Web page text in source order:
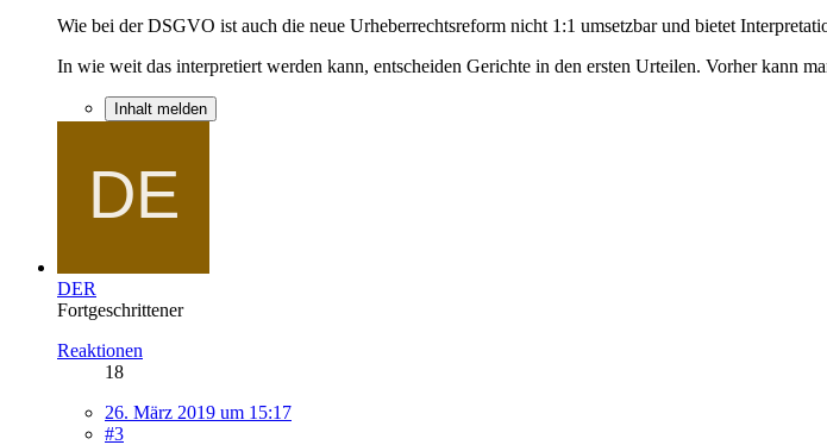
Wie bei der DSGVO ist auch die neue Urheberrechtsreform nicht 1:1 umsetzbar und bietet
In wie weit das interpretiert werden kann, entscheiden Gerichte in den ersten Urteilen. Vorher kann
Inhalt melden
DER
Fortgeschrittener
Reaktionen
18
26. März 2019 um 15:17
#3